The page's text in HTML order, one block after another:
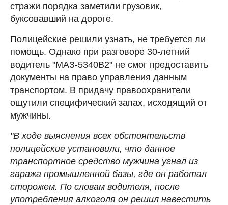
стражи порядка заметили грузовик,
буксовавший на дороге.
Полицейские решили узнать, не требуется ли
помощь. Однако при разговоре 30-летний
водитель "МАЗ-5340В2" не смог предоставить
документы на право управления данным
транспортом. В придачу правоохранители
ощутили специфический запах, исходящий от
мужчины.
"В ходе выяснения всех обстоятельств
полицейские установили, что данное
транспортное средство мужчина угнал из
гаража промышленной базы, где он работал
сторожем. По словам водителя, после
употребления алкоголя он решил навестить